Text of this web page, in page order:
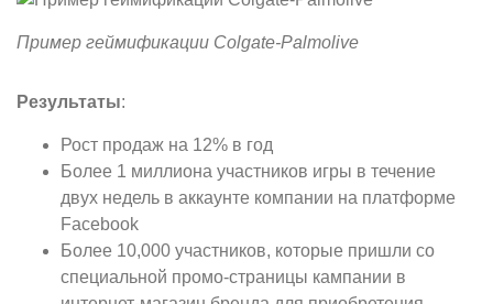
Пример геймификации Colgate-Palmolive
Результаты:
Рост продаж на 12% в год
Более 1 миллиона участников игры в течение
двух недель в аккаунте компании на платформе
Facebook
Более 10,000 участников, которые пришли со
специальной промо-страницы кампании в